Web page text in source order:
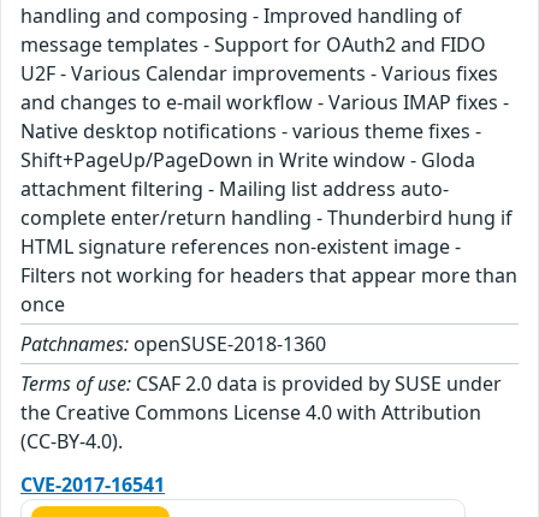
handling and composing - Improved handling of
message templates - Support for OAuth2 and FIDO
U2F - Various Calendar improvements - Various fixes
and changes to e-mail workflow - Various IMAP fixes -
Native desktop notifications - various theme fixes -
Shift+PageUp/PageDown in Write window - Gloda
attachment filtering - Mailing list address auto-
complete enter/return handling - Thunderbird hung if
HTML signature references non-existent image -
Filters not working for headers that appear more than
once
Patchnames: openSUSE-2018-1360
Terms of use: CSAF 2.0 data is provided by SUSE under
the Creative Commons License 4.0 with Attribution
(CC-BY-4.0).
CVE-2017-16541